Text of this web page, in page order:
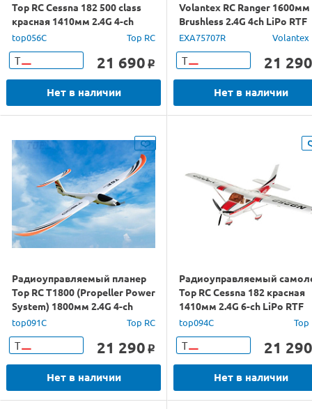
Top RC Cessna 182 500 class
красная 1410мм 2.4G 4-ch
LiPo RTF
top056C Top RC
Т 21 690 o
Нет в наличии
Volantex RC Ranger 1600мм
Brushless 2.4G 4ch LiPo RTF
with Gyro
EXA75707R Volantex
Т 21 290
Нет в наличии
Радиоуправляемый планер
Top RC T1800 (Propeller Power
System) 1800мм 2.4G 4-ch
LiPo RTF
top091C Top RC
Т 21 290 o
Нет в наличии
Радиоуправляемый
Top RC Cessna 182 красная
1410мм 2.4G 6-ch LiPo RTF
top094C Top
Т 21 290
Нет в наличии